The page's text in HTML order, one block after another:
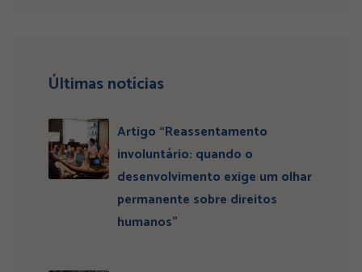
Últimas notícias
Artigo “Reassentamento
involuntário: quando o
desenvolvimento exige um olhar
permanente sobre direitos
humanos”